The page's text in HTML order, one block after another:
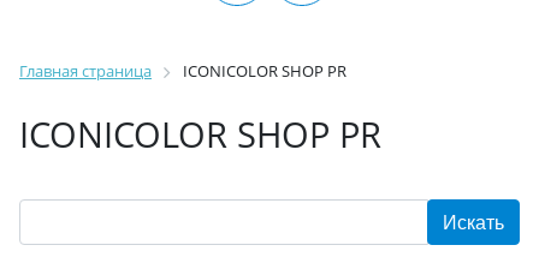
Главная страница ICONICOLOR SHOP PR
ICONICOLOR SHOP PR